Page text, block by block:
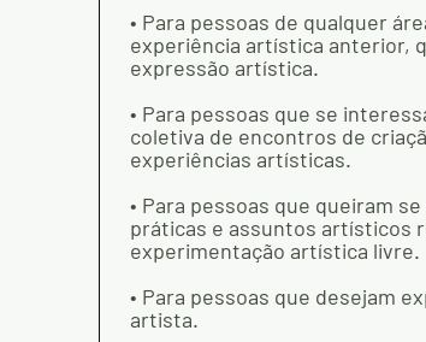
• Para pessoas de qualquer
experiência artística anterior,
expressão artística.
• Para pessoas que se
coletiva de encontros de
experiências artísticas.
• Para pessoas que queiram
práticas e assuntos artísticos
experimentação artística livre.
• Para pessoas que desejam
artista.